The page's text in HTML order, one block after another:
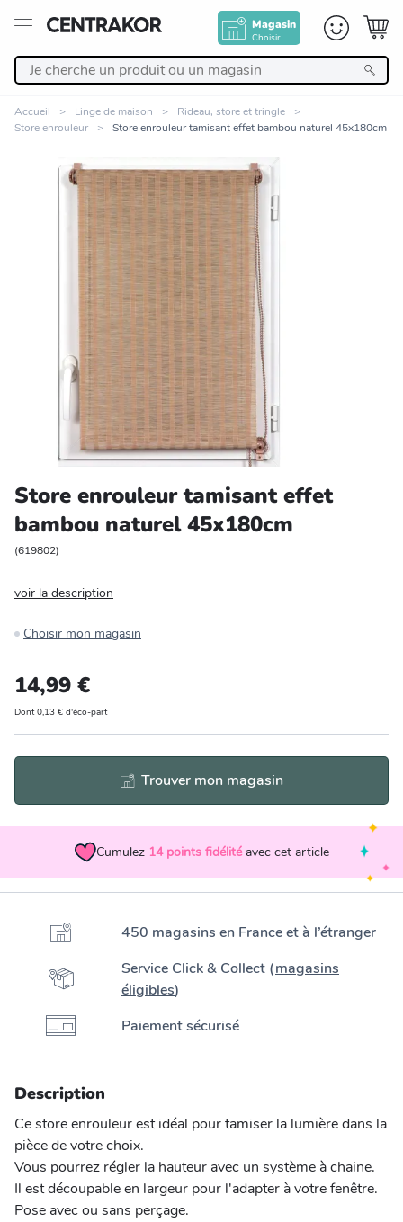
Magasin
Choisir
Décoration
Linge de maison
Meuble
Cuisine et art de la table
Salle de bain et beauté
Entretien et rangement
Animalerie
Accueil Linge de maison
Rideau, store et tringle
Store enrouleur
Store enrouleur tamisant effet bambou naturel 45x180cm
Zoomer sur l'image
Store enrouleur tamisant effet
bambou naturel 45x180cm
(619802)
voir la description
Choisir mon magasin
14,99 €
Dont 0,13 € d'éco-part
Trouver mon magasin
Cumulez 14 points fidélité avec cet article
450 magasins en France et à l’étranger
Service Click & Collect (magasins
éligibles)
Paiement sécurisé
Description
Ce store enrouleur est idéal pour tamiser la lumière dans la
pièce de votre choix.
Vous pourrez régler la hauteur avec un système à chaine.
Il est découpable en largeur pour l'adapter à votre fenêtre.
Pose avec ou sans perçage.